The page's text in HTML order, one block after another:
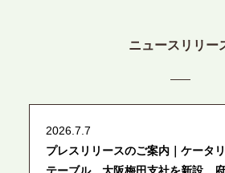
ニュースリリー
2026.7.7
プレスリリースのご案内｜ケータ
テーブル、大阪梅田支社を新設。